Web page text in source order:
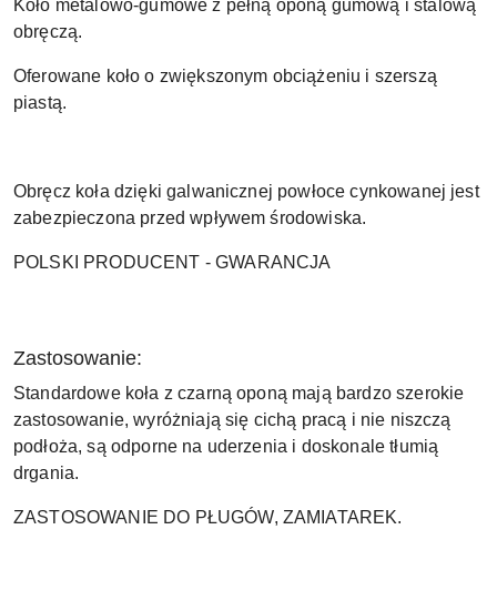
Koło metalowo-gumowe z pełną oponą gumową i stalową
obręczą.
Oferowane koło o zwiększonym obciążeniu i szerszą
piastą.
Obręcz koła dzięki galwanicznej powłoce cynkowanej jest
zabezpieczona przed wpływem środowiska.
POLSKI PRODUCENT - GWARANCJA
Zastosowanie:
Standardowe koła z czarną oponą mają bardzo szerokie
zastosowanie, wyróżniają się cichą pracą i nie niszczą
podłoża, są odporne na uderzenia i doskonale tłumią
drgania.
ZASTOSOWANIE DO PŁUGÓW, ZAMIATAREK.